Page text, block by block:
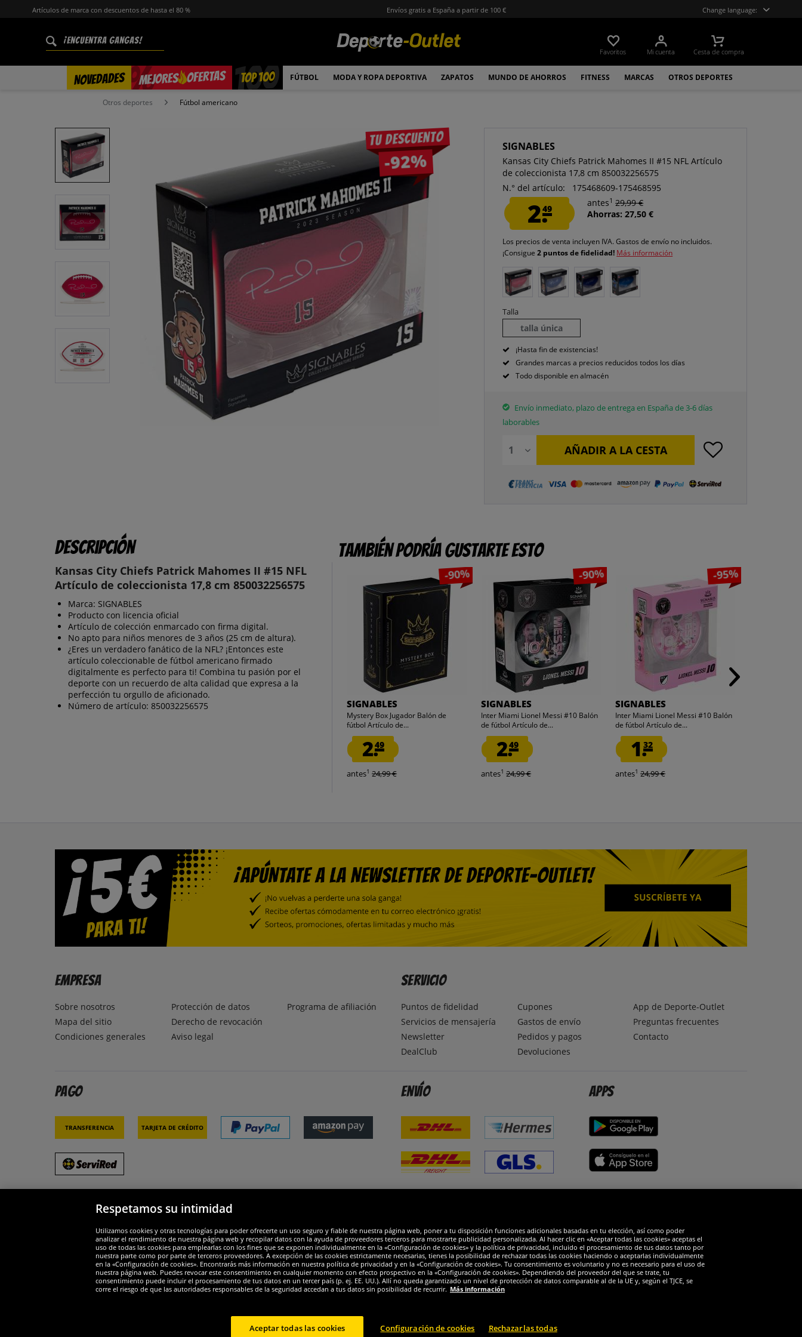
Artículos de marca con descuentos de hasta el 80 % Envíos gratis a España a partir de 100 € Change language:
Favoritos Mi cuenta Cesta de compra
NOVEDADES MEJORES OFERTAS
% TOP 100 FÚTBOL MODA Y ROPA DEPORTIVA ZAPATOS MUNDO DE AHORROS FITNESS MARCAS OTROS DEPORTES
Otros deportes Fútbol americano
Tu descuento
-92%
SIGNABLES
Kansas City Chiefs Patrick Mahomes II #15 NFL Artículo
de coleccionista 17,8 cm 850032256575
N.° del artículo:
175468609-175468595
2.49
antes1 29,99 €
Ahorras: 27,50 €
Los precios de venta incluyen IVA.Gastos de envío no incluidos.
¡Consigue2 puntos de fidelidad! Más información
Talla
talla única
¡Hasta fin de existencias!
Grandes marcas a precios reducidos todos los días
Todo disponible en almacén
Envío inmediato, plazo de entrega en España de 3-6 días
laborables
AÑADIR A LA CESTA
Descripción
Kansas City Chiefs Patrick Mahomes II #15 NFL
Artículo de coleccionista 17,8 cm 850032256575
Marca: SIGNABLES
Producto con licencia oficial
Artículo de colección enmarcado con firma digital.
No apto para niños menores de 3 años (25 cm de altura).
¿Eres un verdadero fanático de la NFL? ¡Entonces este
artículo coleccionable de fútbol americano firmado
digitalmente es perfecto para ti! Combina tu pasión por el
deporte con un recuerdo de alta calidad que expresa a la
perfección tu orgullo de aficionado.
Número de artículo: 850032256575
También podría gustarte esto
-90%
SIGNABLES
Mystery Box Jugador Balón de
fútbol Artículo de...
2.49
antes1 24,99 €
-90%
SIGNABLES
Inter Miami Lionel Messi #10 Balón
de fútbol Artículo de...
2.49
antes1 24,99 €
-95%
SIGNABLES
Inter Miami Lionel Messi #10 Balón
de fútbol Artículo de...
1.32
antes1 24,99 €
Empresa
Sobre nosotros
Mapa del sitio
Condiciones generales
Protección de datos
Derecho de revocación
Aviso legal
Programa de afiliación
Servicio
Puntos de fidelidad
Servicios de mensajería
Newsletter
DealClub
Cupones
Gastos de envío
Pedidos y pagos
Devoluciones
App de Deporte-Outlet
Preguntas frecuentes
Contacto
Pago
Transferencia Tarjeta de crédito
Envío Apps
Widerruf
Respetamos su intimidad
Utilizamos cookies y otras tecnologías para poder ofrecerte un uso seguro y fiable de nuestra página web, poner a tu disposición funciones adicionales basadas en tu elección, así como poder
analizar el rendimiento de nuestra página web y recopilar datos con la ayuda de proveedores terceros para mostrarte publicidad personalizada. Al hacer clic en «Aceptar todas las cookies» aceptas el
uso de todas las cookies para emplearlas con los fines que se exponen individualmente en la «Configuración de cookies» y la política de privacidad, incluido el procesamiento de tus datos tanto por
nuestra parte como por parte de terceros proveedores. A excepción de las cookies estrictamente necesarias, tienes la posibilidad de rechazar todas las cookies haciendo o aceptarlas individualmente
en la «Configuración de cookies». Encontrarás más información en nuestra política de privacidad y en la «Configuración de cookies». Tu consentimiento es voluntario y no es necesario para el uso de
nuestra página web. Puedes revocar este consentimiento en cualquier momento con efecto prospectivo en la «Configuración de cookies». Dependiendo del proveedor del que se trate, tu
consentimiento puede incluir el procesamiento de tus datos en un tercer país (p. ej. EE. UU.). Allí no queda garantizado un nivel de protección de datos comparable al de la UE y, según el TJCE, se
corre el riesgo de que las autoridades responsables de la seguridad accedan a tus datos sin posibilidad de recurrir. Más información
Configuración de cookies Rechazarlas todas
Aceptar todas las cookies